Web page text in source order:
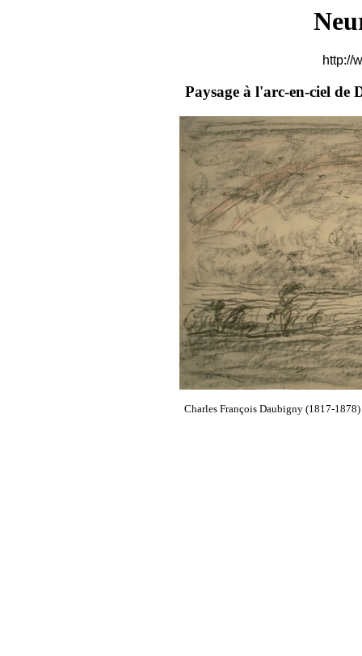
http://
Paysage à l'arc-en-ciel de
Charles François Daubigny (1817-1878)